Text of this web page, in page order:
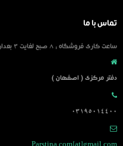
تماس با ما
ساعت کاری فروشگاه : 8 صبح لغایت 3 بعدازظهر
دفتر مرکزی ( اصفهان )
03195014400